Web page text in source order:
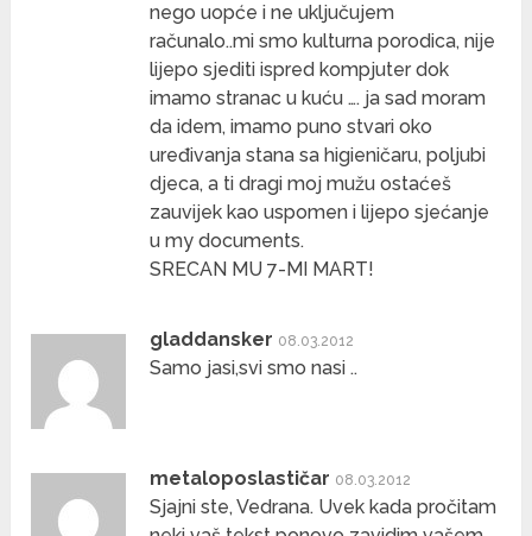
nego uopće i ne uključujem
računalo..mi smo kulturna porodica, nije
lijepo sjediti ispred kompjuter dok
imamo stranac u kuću …. ja sad moram
da idem, imamo puno stvari oko
uređivanja stana sa higieničaru, poljubi
djeca, a ti dragi moj mužu ostaćeš
zauvijek kao uspomen i lijepo sjećanje
u my documents.
SRECAN MU 7-MI MART!
gladdansker 08.03.2012
Samo jasi,svi smo nasi ..
metaloposlastičar 08.03.2012
Sjajni ste, Vedrana. Uvek kada pročitam